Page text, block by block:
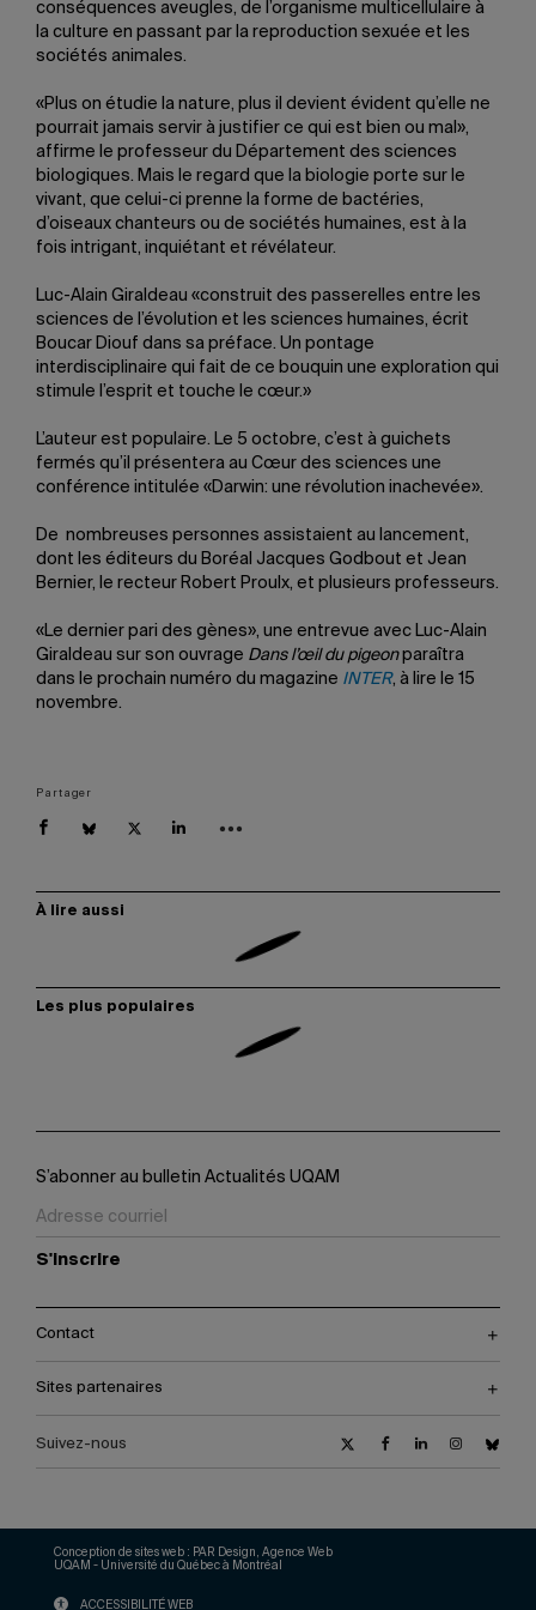
conséquences aveugles, de l’organisme multicellulaire à
la culture en passant par la reproduction sexuée et les
sociétés animales.
«Plus on étudie la nature, plus il devient évident qu’elle ne
pourrait jamais servir à justifier ce qui est bien ou mal»,
affirme le professeur du Département des sciences
biologiques. Mais le regard que la biologie porte sur le
vivant, que celui-ci prenne la forme de bactéries,
d’oiseaux chanteurs ou de sociétés humaines, est à la
fois intrigant, inquiétant et révélateur.
Luc-Alain Giraldeau «construit des passerelles entre les
sciences de l’évolution et les sciences humaines, écrit
Boucar Diouf dans sa préface. Un pontage
interdisciplinaire qui fait de ce bouquin une exploration qui
stimule l’esprit et touche le cœur.»
L’auteur est populaire. Le 5 octobre, c’est à guichets
fermés qu’il présentera au Cœur des sciences une
conférence intitulée «Darwin: une révolution inachevée».
De nombreuses personnes assistaient au lancement,
dont les éditeurs du Boréal Jacques Godbout et Jean
Bernier, le recteur Robert Proulx, et plusieurs professeurs.
«Le dernier pari des gènes», une entrevue avec Luc-Alain
Giraldeau sur son ouvrage Dans l’œil du pigeonparaîtra
dans le prochain numéro du magazine INTER, à lire le 15
novembre.
Partager
À lire aussi
Les plus populaires
S’abonner au bulletin Actualités UQAM
S'inscrire
Contact
Sites partenaires
Suivez-nous
UQAM - Université du Québec à Montréal
Conception de sites web : PAR Design, Agence Web
ACCESSIBILITÉ WEB